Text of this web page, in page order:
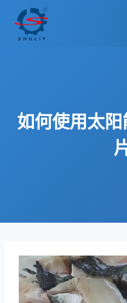
如何使用太